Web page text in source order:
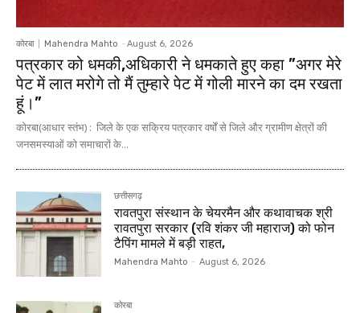
कोरबा Mahendra Mahto - August 6, 2026
पत्रकार को धमकी,अधिकारी ने धमकाते हुए कहा ”अगर मेरे
पेट में लात मरोगे तो मैं तुम्हारे पेट में गोली मारने का दम रखता
हूं।”
कोरबा(आधार स्तंभ) : जिले के एक सक्रिय पत्रकार वर्षों से जिले और ग्रामीण क्षेत्रों की
जनसमस्याओं को समाचारों के...
छत्तीसगढ़
रावतपुरा संस्थान के चेयरमैन और कथावाचक श्री
रावतपुरा सरकार (रवि शंकर जी महाराज) को फोन
टैपिंग मामले में बड़ी राहत,
Mahendra Mahto - August 6, 2026
कोरबा